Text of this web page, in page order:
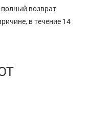
возврат
в течение 14